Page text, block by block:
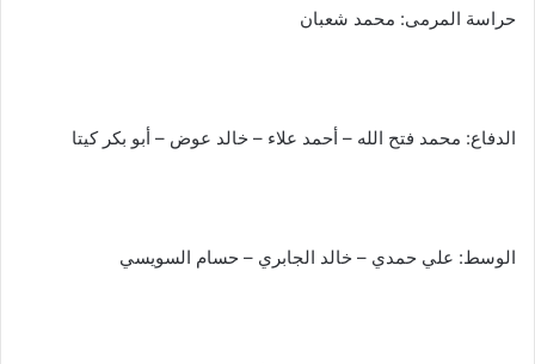
حراسة المرمى: محمد شعبان
الدفاع: محمد فتح الله – أحمد علاء – خالد عوض – أبو بكر كيتا
الوسط: علي حمدي – خالد الجابري – حسام السويسي